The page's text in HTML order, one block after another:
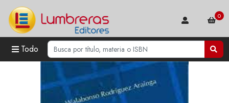
Todo
0